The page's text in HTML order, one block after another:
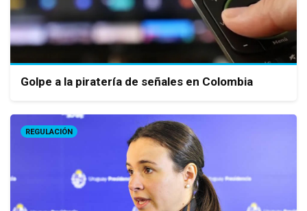
Golpe a la piratería de señales en Colombia
REGULACIÓN